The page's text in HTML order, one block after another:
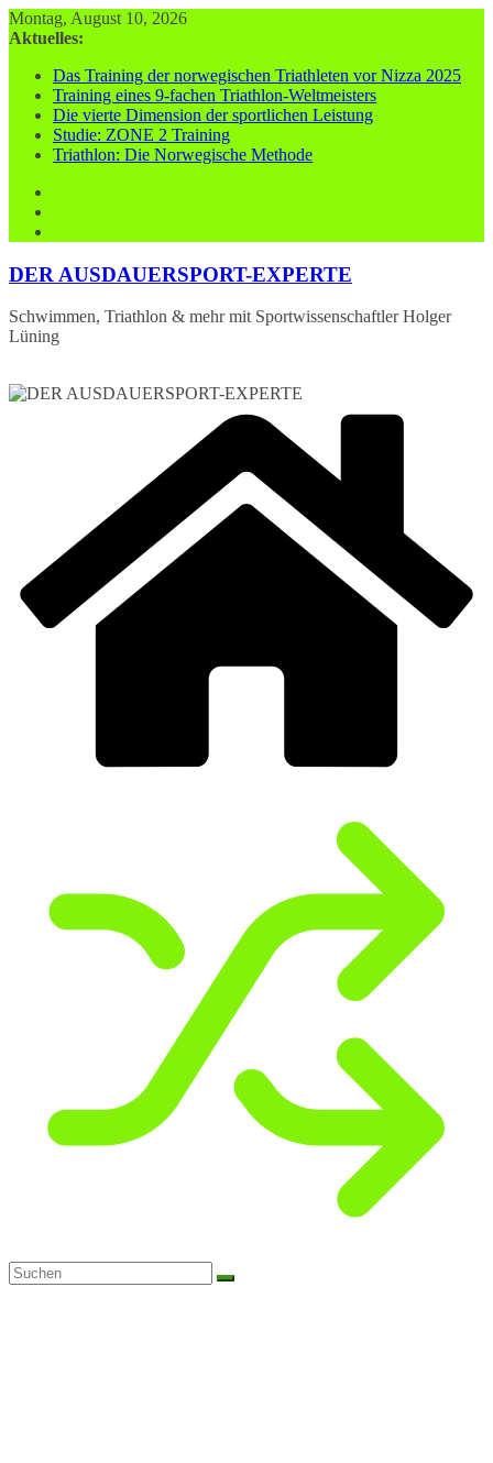
Zum
Inhalt
Montag, August 10, 2026
Aktuelles:
Das Training der norwegischen Triathleten vor Nizza 2025
Training eines 9-fachen Triathlon-Weltmeisters
Die vierte Dimension der sportlichen Leistung
Studie: ZONE 2 Training
Triathlon: Die Norwegische Methode
DER AUSDAUERSPORT-EXPERTE
Schwimmen, Triathlon & mehr mit Sportwissenschaftler Holger
Lüning